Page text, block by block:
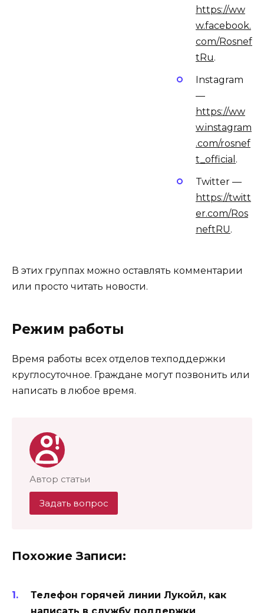
https://ww
w.facebook.
com/Rosnef
tRu.
Instagram
—
https://ww
w.instagram
.com/rosnef
t_official .
Twitter —
https://twitt
er.com/Ros
neftRU.
В этих группах можно оставлять комментарии
или просто читать новости.
Режим работы
Время работы всех отделов техподдержки
круглосуточное. Граждане могут позвонить или
написать в любое время.
Автор статьи
Задать вопрос
Похожие Записи:
Телефон горячей линии Лукойл, как